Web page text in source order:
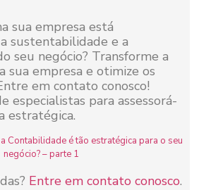
sua empresa está
sustentabilidade e a
seu negócio? Transforme a
sua empresa e otimize os
em contato conosco!
especialistas para assessorá-
estratégica.
Contabilidade é tão estratégica para o seu
negócio? – parte 1
Entre em contato conosco.